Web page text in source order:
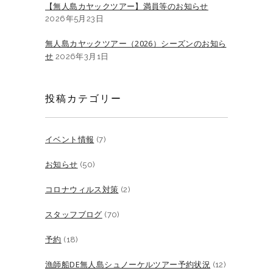
【無人島カヤックツアー】満員等のお知らせ
2026年5月23日
無人島カヤックツアー（2026）シーズンのお知ら
せ 2026年3月1日
投稿カテゴリー
イベント情報 (7)
お知らせ (50)
コロナウィルス対策 (2)
スタッフブログ (70)
予約 (18)
漁師船DE無人島シュノーケルツアー予約状況 (12)